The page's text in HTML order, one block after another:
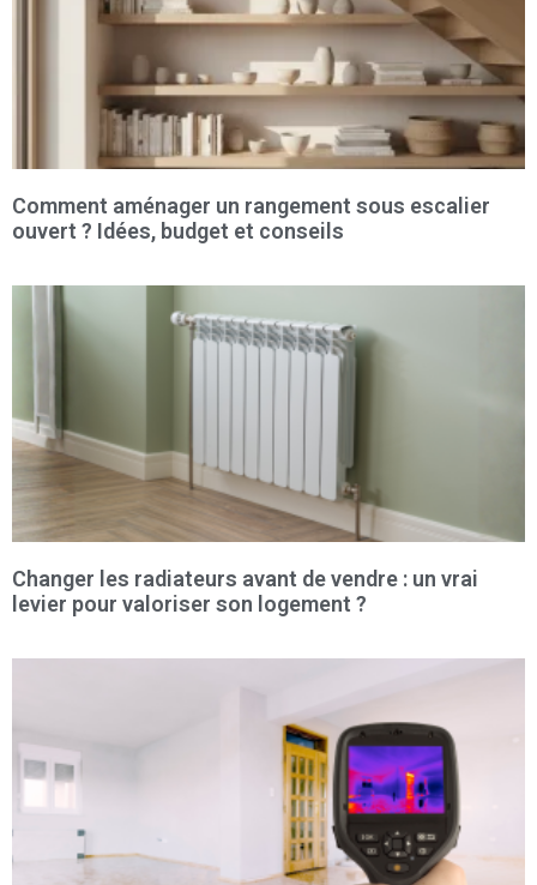
Comment aménager un rangement sous escalier
ouvert ? Idées, budget et conseils
Changer les radiateurs avant de vendre : un vrai
levier pour valoriser son logement ?